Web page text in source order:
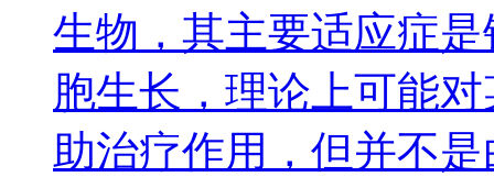
生物，其主要适应症
胞生长，理论上可能
助治疗作用，但并不